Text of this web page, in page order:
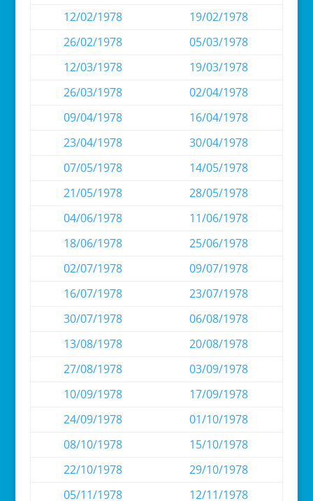
12/02/1978
19/02/1978
26/02/1978
05/03/1978
12/03/1978
19/03/1978
26/03/1978
02/04/1978
09/04/1978
16/04/1978
23/04/1978
30/04/1978
07/05/1978
14/05/1978
21/05/1978
28/05/1978
04/06/1978
11/06/1978
18/06/1978
25/06/1978
02/07/1978
09/07/1978
16/07/1978
23/07/1978
30/07/1978
06/08/1978
13/08/1978
20/08/1978
27/08/1978
03/09/1978
10/09/1978
17/09/1978
24/09/1978
01/10/1978
08/10/1978
15/10/1978
22/10/1978
29/10/1978
05/11/1978
12/11/1978